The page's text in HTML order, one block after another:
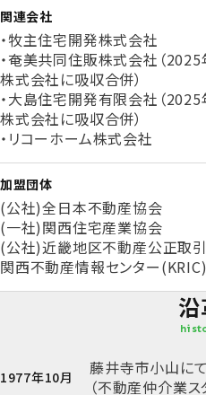
関連会社
・牧主住宅開発株式会社
・奄美共同住販株式会社（
株式会社に吸収合併）
・大島住宅開発有限会社（
株式会社に吸収合併）
・リコーホーム株式会社
加盟団体
(公社)全日本不動産協会
(一社)関西住宅産業協会
(公社)近畿地区不動産公正取
関西不動産情報センター(KRIC)
1977年10月
藤井寺市小山に
（不動産仲介業ス